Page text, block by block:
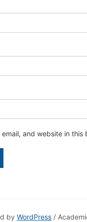
email, and website in
by WordPress /